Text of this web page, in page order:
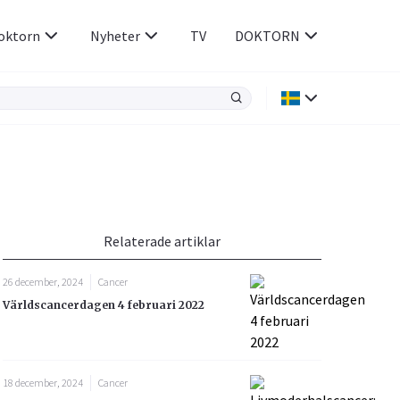
Rökavvänjning
Rörelseapparaten
Sex & Samliv
Sömn & Stress
Nyheter TV DOKTORN
Relaterade artiklar
26 december, 2024
Cancer
Världscancerdagen 4 februari 2022
18 december, 2024
Cancer